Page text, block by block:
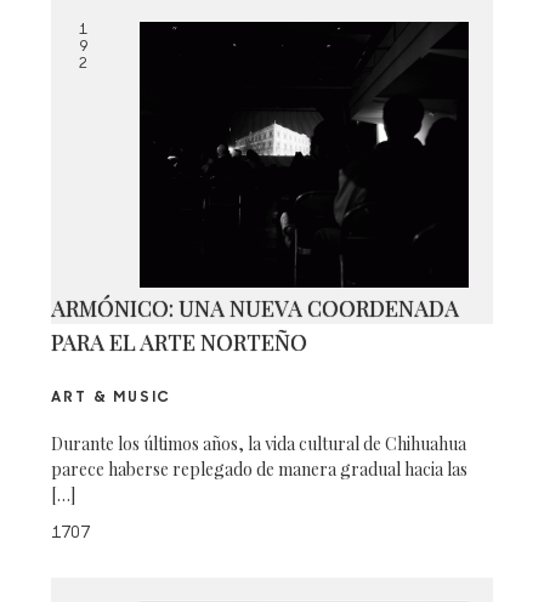
1
9
2
ARMÓNICO: UNA NUEVA COORDENADA
PARA EL ARTE NORTEÑO
ART & MUSIC
Durante los últimos años, la vida cultural de Chihuahua
parece haberse replegado de manera gradual hacia las
[…]
1707